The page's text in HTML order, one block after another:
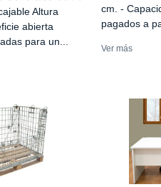
Altura
abierta
para un...
cm. -
pagados a
Ver más